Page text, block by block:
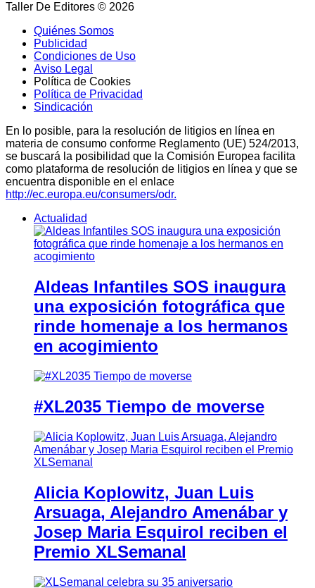
Taller De Editores © 2026
Quiénes Somos
Publicidad
Condiciones de Uso
Aviso Legal
Política de Cookies
Política de Privacidad
Sindicación
En lo posible, para la resolución de litigios en línea en
materia de consumo conforme Reglamento (UE) 524/2013,
se buscará la posibilidad que la Comisión Europea facilita
como plataforma de resolución de litigios en línea y que se
encuentra disponible en el enlace
http://ec.europa.eu/consumers/odr.
Actualidad
Aldeas Infantiles SOS inaugura
una exposición fotográfica que
rinde homenaje a los hermanos
en acogimiento
#XL2035 Tiempo de moverse
Alicia Koplowitz, Juan Luis
Arsuaga, Alejandro Amenábar y
Josep Maria Esquirol reciben el
Premio XLSemanal